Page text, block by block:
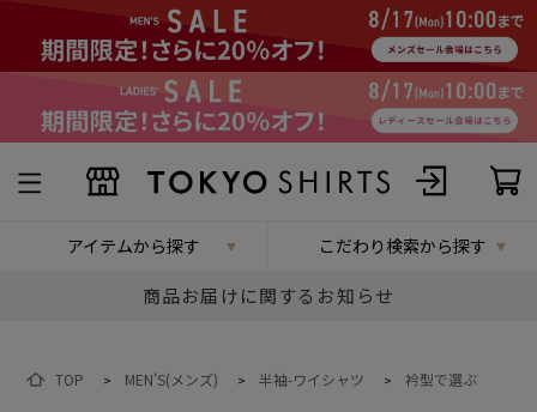
アイテムから探す こだわり検索から探す
商品お届けに関するお知らせ
TOP > MEN'S(メンズ) > 半袖-ワイシャツ > 衿型で選ぶ